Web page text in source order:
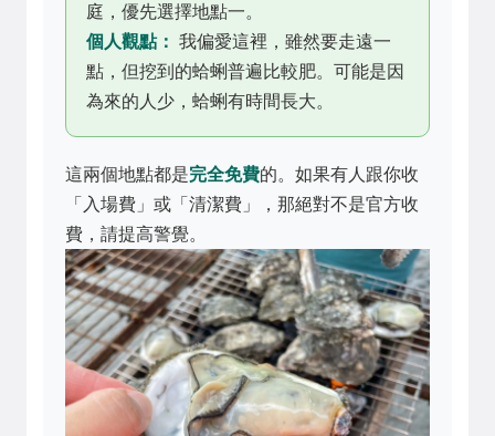
庭，優先選擇地點一。
個人觀點： 我偏愛這裡，雖然要走遠一
點，但挖到的蛤蜊普遍比較肥。可能是因
為來的人少，蛤蜊有時間長大。
這兩個地點都是完全免費的。如果有人跟你收
「入場費」或「清潔費」，那絕對不是官方收
費，請提高警覺。